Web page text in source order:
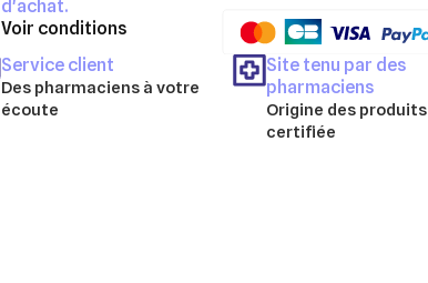
d'achat.
Voir conditions
Service client
Des pharmaciens à votre
écoute
Site tenu par des
pharmaciens
Origine des produits
certifiée